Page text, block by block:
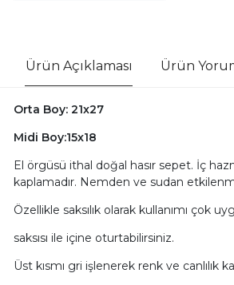
Ürün Açıklaması Ürün
Orta Boy: 21x27
Midi Boy:15x18
El örgüsü ithal doğal hasır sepet. İç
kaplamadır. Nemden ve sudan
Özellikle saksılık olarak kullanımı çok
saksısı ile içine oturtabilirsiniz.
Üst kısmı gri işlenerek renk ve canlılık